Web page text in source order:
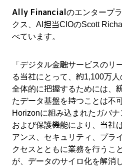
Ally Financialのエンタープ
クス、AI担当CIOのScott
べています。
「デジタル金融サービスのリ
る当社にとって、約1,100万
全体的に把握するためには、
たデータ基盤を持つことは不
Horizonに組み込まれたガバナ
および保護機能により、当社
アンス、セキュリティ、プラ
クセスとともに業務を行うこ
が、データのサイロ化を解消